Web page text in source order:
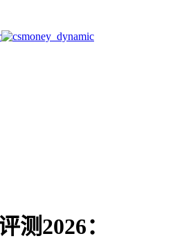
测2026：